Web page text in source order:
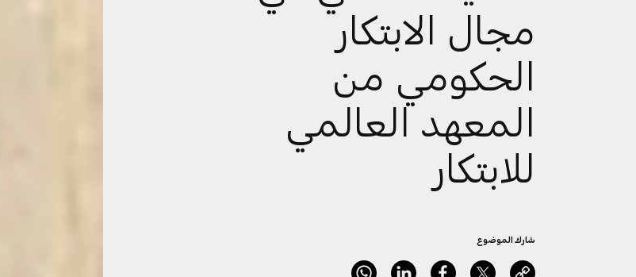
مجال الابتكار
الحكومي من
المعهد العالمي
للابتكار
شارك الموضوع